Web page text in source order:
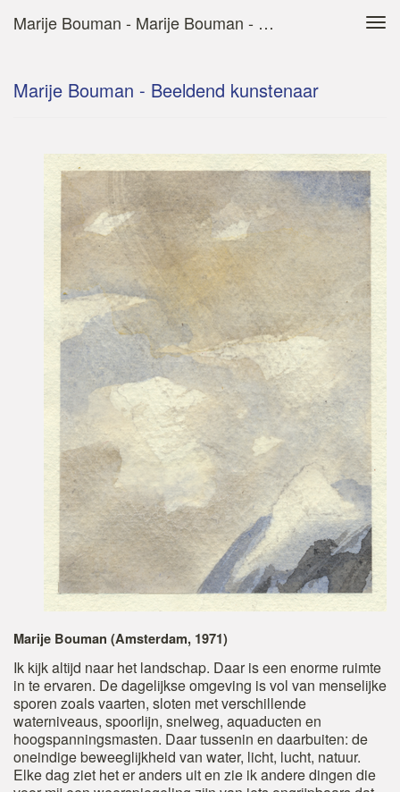
Marije Bouman - Marije Bouman - Beeldend Kunstenaar
Marije Bouman - Beeldend kunstenaar
Marije Bouman (Amsterdam, 1971)
Ik kijk altijd naar het landschap. Daar is een enorme ruimte
in te ervaren. De dagelijkse omgeving is vol van menselijke
sporen zoals vaarten, sloten met verschillende
waterniveaus, spoorlijn, snelweg, aquaducten en
hoogspanningsmasten. Daar tussenin en daarbuiten: de
oneindige beweeglijkheid van water, licht, lucht, natuur.
Elke dag ziet het er anders uit en zie ik andere dingen die